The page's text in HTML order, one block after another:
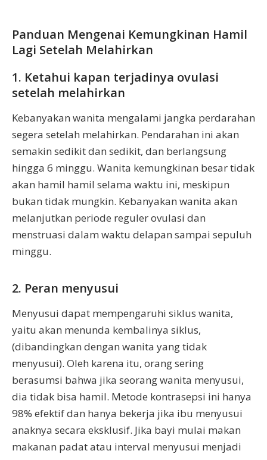
Panduan Mengenai Kemungkinan Hamil
Lagi Setelah Melahirkan
1. Ketahui kapan terjadinya ovulasi
setelah melahirkan
Kebanyakan wanita mengalami jangka perdarahan
segera setelah melahirkan. Pendarahan ini akan
semakin sedikit dan sedikit, dan berlangsung
hingga 6 minggu. Wanita kemungkinan besar tidak
akan hamil hamil selama waktu ini, meskipun
bukan tidak mungkin. Kebanyakan wanita akan
melanjutkan periode reguler ovulasi dan
menstruasi dalam waktu delapan sampai sepuluh
minggu.
2. Peran menyusui
Menyusui dapat mempengaruhi siklus wanita,
yaitu akan menunda kembalinya siklus,
(dibandingkan dengan wanita yang tidak
menyusui). Oleh karena itu, orang sering
berasumsi bahwa jika seorang wanita menyusui,
dia tidak bisa hamil. Metode kontrasepsi ini hanya
98% efektif dan hanya bekerja jika ibu menyusui
anaknya secara eksklusif. Jika bayi mulai makan
makanan padat atau interval menyusui menjadi